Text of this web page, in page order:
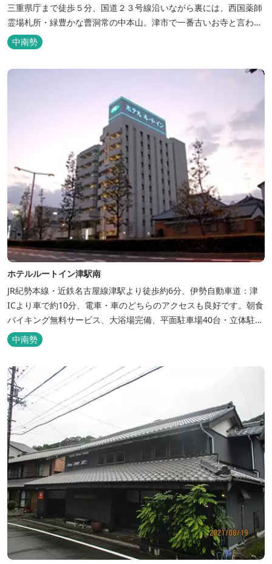
三重県庁まで徒歩５分、国道２３号線沿いながら裏には、西国薬師
霊場札所・緑豊かな曹洞常の中本山。津市で一番古いお寺と言われ
る塔世山四天王寺があります。
中南勢
ホテルルートイン津駅南
JR紀勢本線・近鉄名古屋線津駅より徒歩約6分、伊勢自動車道：津
ICより車で約10分、電車・車のどちらのアクセスも良好です。朝食
バイキング無料サービス、大浴場完備、平面駐車場40台・立体駐車
場34台、全室Wi-Fi完備。ビジネスにも観光にもご利用頂ける快適
なホテルライフをご提供します。
中南勢